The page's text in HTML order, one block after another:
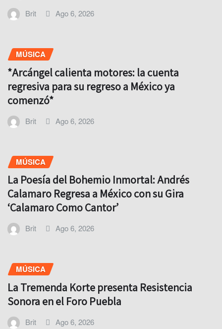
Brit Ago 6, 2026
MÚSICA
*Arcángel calienta motores: la cuenta
regresiva para su regreso a México ya
comenzó*
Brit Ago 6, 2026
MÚSICA
La Poesía del Bohemio Inmortal: Andrés
Calamaro Regresa a México con su Gira
‘Calamaro Como Cantor’
Brit Ago 6, 2026
MÚSICA
La Tremenda Korte presenta Resistencia
Sonora en el Foro Puebla
Brit Ago 6, 2026